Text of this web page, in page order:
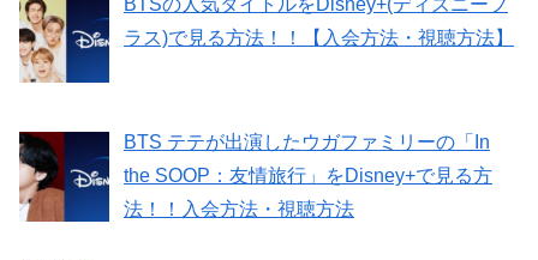
ラス)で見る方法！！【入会方法・視聴方法】
BTS テテが出演したウガファミリーの「In
the SOOP：友情旅行」をDisney+で見る方
法！！入会方法・視聴方法